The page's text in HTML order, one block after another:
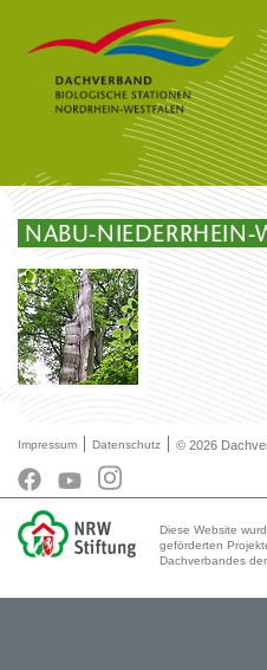
NABU-NIEDERRHEIN-
Impressum Datenschutz © 2026
Diese Website
geförderten
Dachverbandes